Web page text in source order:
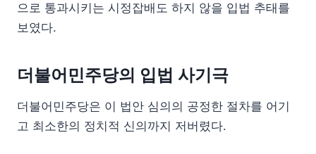
으로 통과시키는 시정잡배도 하지 않을 입법 추태를
보였다.
더불어민주당의 입법 사기극
더불어민주당은 이 법안 심의의 공정한 절차를 어기
고 최소한의 정치적 신의까지 저버렸다.